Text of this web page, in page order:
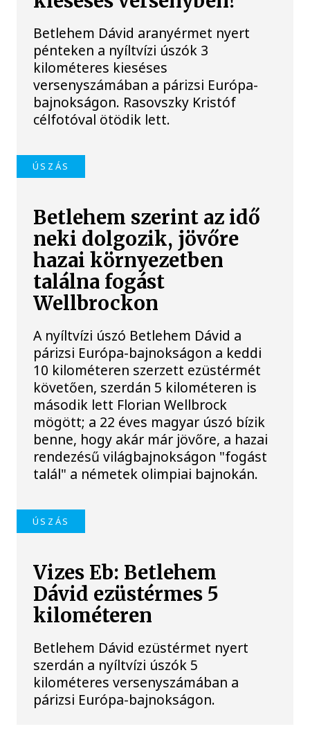
Betlehem Dávid aranyérmet nyert
pénteken a nyíltvízi úszók 3
kilométeres kieséses
versenyszámában a párizsi Európa-
bajnokságon. Rasovszky Kristóf
célfotóval ötödik lett.
ÚSZÁS
Betlehem szerint az idő
neki dolgozik, jövőre
hazai környezetben
találna fogást
Wellbrockon
A nyíltvízi úszó Betlehem Dávid a
párizsi Európa-bajnokságon a keddi
10 kilométeren szerzett ezüstérmét
követően, szerdán 5 kilométeren is
második lett Florian Wellbrock
mögött; a 22 éves magyar úszó bízik
benne, hogy akár már jövőre, a hazai
rendezésű világbajnokságon "fogást
talál" a németek olimpiai bajnokán.
ÚSZÁS
Vizes Eb: Betlehem
Dávid ezüstérmes 5
kilométeren
Betlehem Dávid ezüstérmet nyert
szerdán a nyíltvízi úszók 5
kilométeres versenyszámában a
párizsi Európa-bajnokságon.